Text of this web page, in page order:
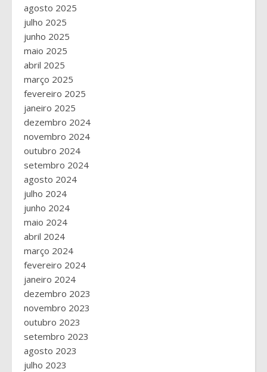
agosto 2025
julho 2025
junho 2025
maio 2025
abril 2025
março 2025
fevereiro 2025
janeiro 2025
dezembro 2024
novembro 2024
outubro 2024
setembro 2024
agosto 2024
julho 2024
junho 2024
maio 2024
abril 2024
março 2024
fevereiro 2024
janeiro 2024
dezembro 2023
novembro 2023
outubro 2023
setembro 2023
agosto 2023
julho 2023